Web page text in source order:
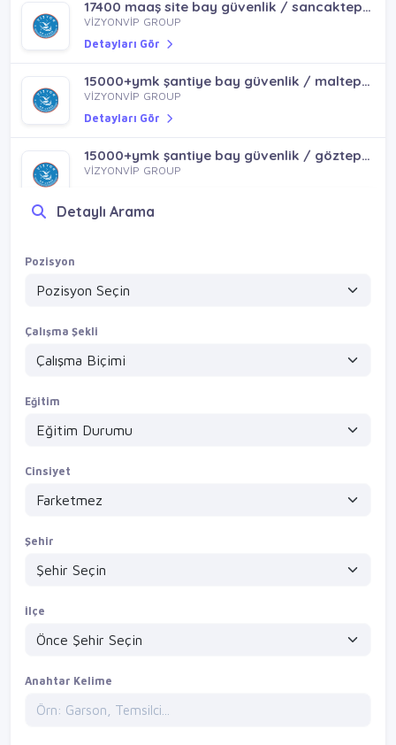
VİZYONVİP GROUP
VİZYONVİP GROUP
Detayları Gör
Detayları Gör
Detaylı Arama
Pozisyon
Çalışma Şekli
Eğitim
Cinsiyet
Şehir
İlçe
Anahtar Kelime